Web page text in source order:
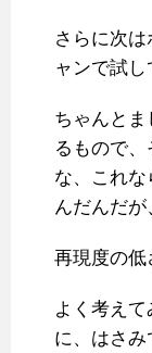
さらに次
ャンで試し
ちゃんと
るもので
な、これ
んだんだが
再現度の低
よく考え
に、はさみ